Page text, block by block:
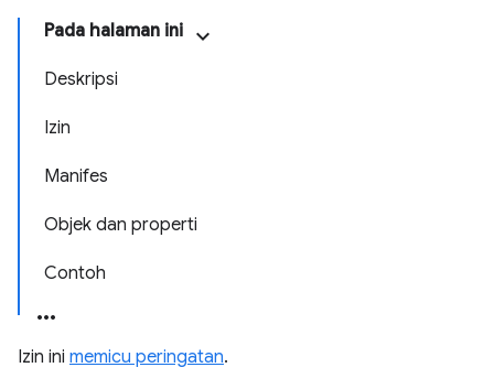
Pada halaman ini
Deskripsi
Izin
Manifes
Objek dan properti
Contoh
Izin ini memicu peringatan.